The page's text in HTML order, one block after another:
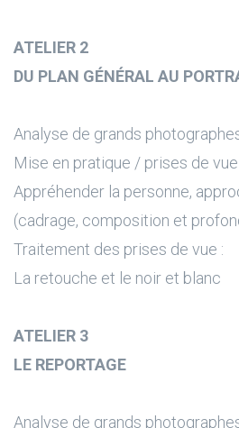
ATELIER 2
DU PLAN GÉNÉRAL AU
Analyse de grands
Mise en pratique / prises de vue
Appréhender la personne,
(cadrage, composition et
Traitement des prises de vue :
La retouche et le noir et blanc
ATELIER 3
LE REPORTAGE
Analyse de grands